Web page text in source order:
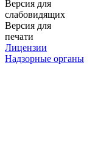
Версия для
слабовидящих
Версия для
печати
Лицензии
Надзорные органы